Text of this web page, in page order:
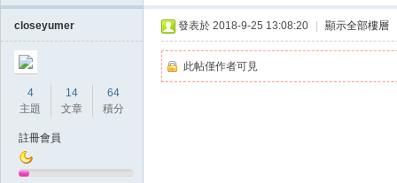
closeyumer
4
主題
14
文章
64
積分
註冊會員
發表於 2018-9-25 13:08:20 顯示全部樓層
此帖僅作者可見